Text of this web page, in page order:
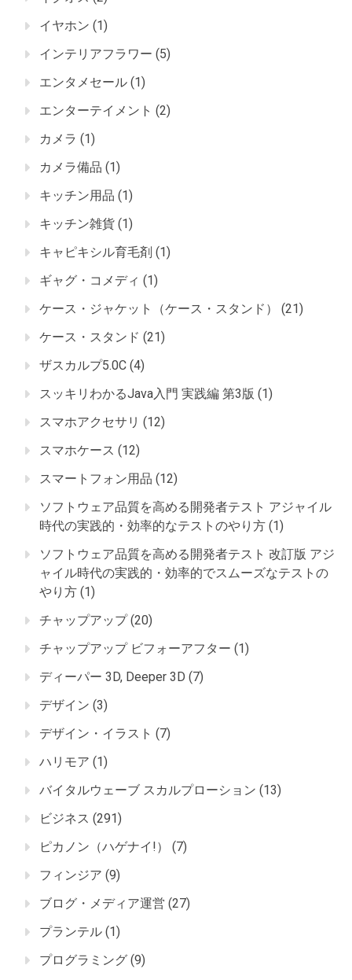
イヤホン (1)
インテリアフラワー (5)
エンタメセール (1)
エンターテイメント (2)
カメラ (1)
カメラ備品 (1)
キッチン用品 (1)
キッチン雑貨 (1)
キャピキシル育毛剤 (1)
ギャグ・コメディ (1)
ケース・ジャケット（ケース・スタンド）
(21)
ケース・スタンド (21)
ザスカルプ5.0C (4)
スッキリわかるJava入門 実践編 第3版 (1)
スマホアクセサリ (12)
スマホケース (12)
スマートフォン用品 (12)
ソフトウェア品質を高める開発者テスト アジャイル
時代の実践的・効率的なテストのやり方 (1)
ソフトウェア品質を高める開発者テスト 改訂版 アジ
ャイル時代の実践的・効率的でスムーズなテストの
やり方 (1)
チャップアップ(20)
チャップアップ ビフォーアフター (1)
ディーパー 3D, Deeper 3D (7)
デザイン (3)
デザイン・イラスト (7)
ハリモア (1)
バイタルウェーブ スカルプローション (13)
ビジネス (291)
ピカノン（ハゲナイ!）
(7)
フィンジア (9)
ブログ・メディア運営 (27)
プランテル (1)
プログラミング (9)